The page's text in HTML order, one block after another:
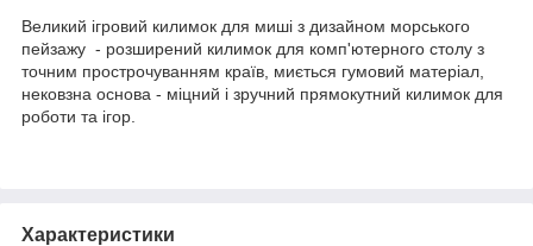
Великий ігровий килимок для миші з дизайном морського
пейзажу - розширений килимок для комп'ютерного столу з
точним прострочуванням країв, миється гумовий матеріал,
нековзна основа - міцний і зручний прямокутний килимок для
роботи та ігор.
Характеристики